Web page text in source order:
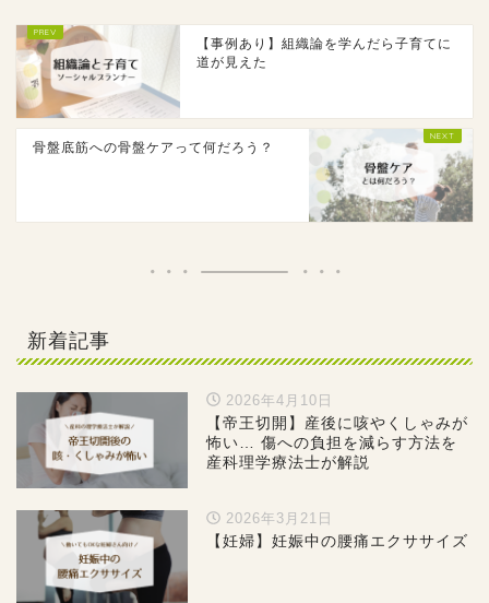
【事例あり】組織論を学んだら子育てに
道が見えた
骨盤底筋への骨盤ケアって何だろう？
新着記事
2026年4月10日
【帝王切開】産後に咳やくしゃみが
怖い… 傷への負担を減らす方法を
産科理学療法士が解説
2026年3月21日
【妊婦】妊娠中の腰痛エクササイズ